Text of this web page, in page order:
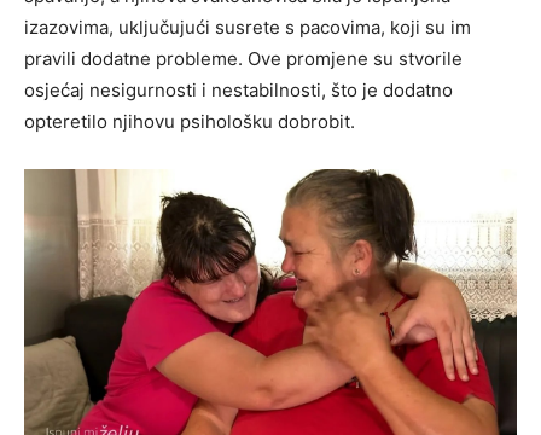
izazovima, uključujući susrete s pacovima, koji su im
pravili dodatne probleme. Ove promjene su stvorile
osjećaj nesigurnosti i nestabilnosti, što je dodatno
opteretilo njihovu psihološku dobrobit.